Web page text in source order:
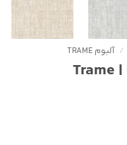
/ آلبوم TRAME